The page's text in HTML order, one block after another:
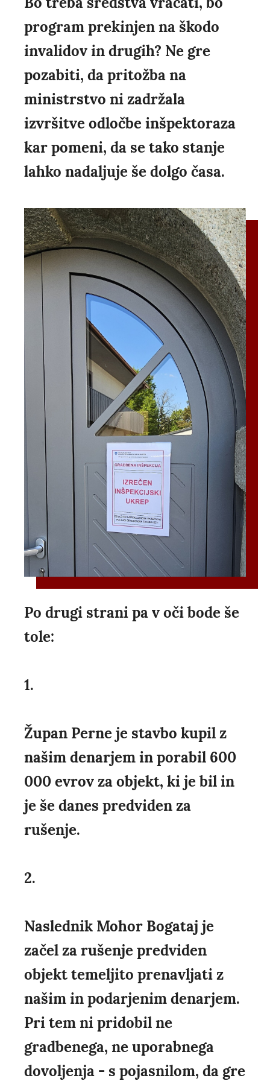
program prekinjen na škodo
invalidov in drugih? Ne gre
pozabiti, da pritožba na
ministrstvo ni zadržala
izvršitve odločbe inšpektoraza
kar pomeni, da se tako stanje
lahko nadaljuje še dolgo časa.
Po drugi strani pa v oči bode še
tole:
1.
Župan Perne je stavbo kupil z
našim denarjem in porabil 600
000 evrov za objekt, ki je bil in
je še danes predviden za
rušenje.
2.
Naslednik Mohor Bogataj je
začel za rušenje predviden
objekt temeljito prenavljati z
našim in podarjenim denarjem.
Pri tem ni pridobil ne
gradbenega, ne uporabnega
dovoljenja - s pojasnilom, da gre